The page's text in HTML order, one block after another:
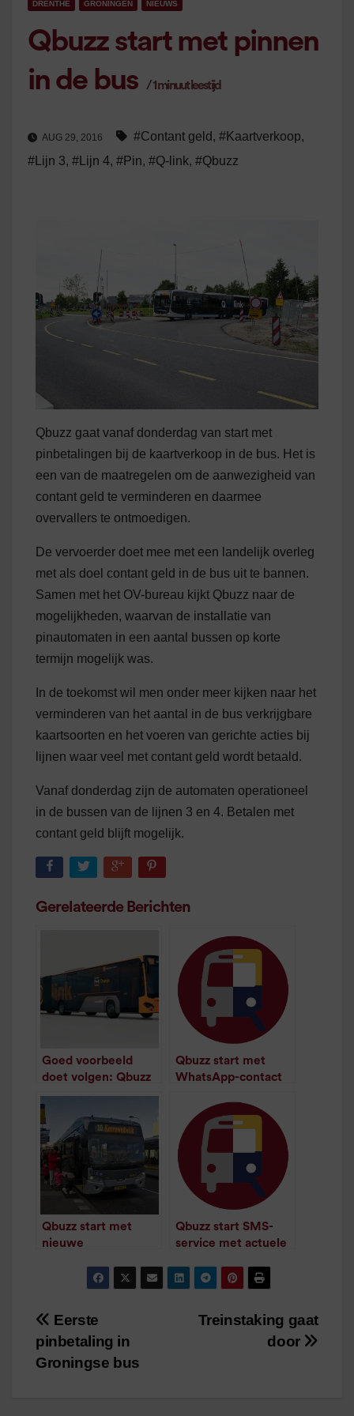
DRENTHE GRONINGEN NIEUWS
Qbuzz start met pinnen
in de bus
/1 minuut leestijd
AUG 29, 2016 #Contant geld , #Kaartverkoop,
#Lijn 3, #Lijn 4, #Pin, #Q-link, #Qbuzz
Qbuzz gaat vanaf donderdag van start met
pinbetalingen bij de kaartverkoop in de bus. Het is
een van de maatregelen om de aanwezigheid van
contant geld te verminderen en daarmee
overvallers te ontmoedigen.
De vervoerder doet mee met een landelijk overleg
met als doel contant geld in de bus uit te bannen.
Samen met het OV-bureau kijkt Qbuzz naar de
mogelijkheden, waarvan de installatie van
pinautomaten in een aantal bussen op korte
termijn mogelijk was.
In de toekomst wil men onder meer kijken naar het
verminderen van het aantal in de bus verkrijgbare
kaartsoorten en het voeren van gerichte acties bij
lijnen waar veel met contant geld wordt betaald.
Vanaf donderdag zijn de automaten operationeel
in de bussen van de lijnen 3 en 4. Betalen met
contant geld blijft mogelijk.
Gerelateerde Berichten
Goed voorbeeld
doet volgen: Qbuzz
start in Utrecht met
U-link
minuten
leestijd
Qbuzz start met
WhatsApp-contact
Qbuzz start met
nieuwe
minuut leestijd
Qbuzz start SMS-
service met actuele
/ minuut leestijd
Bericht
navigatie
Treinstaking gaat
door
Eerste
pinbetaling in
Groningse bus